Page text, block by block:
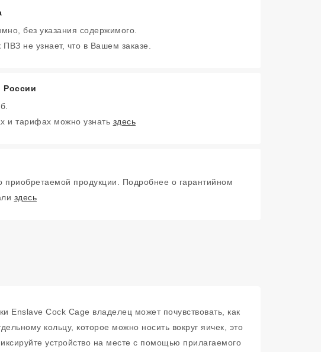
без указания содержимого.
ПВЗ не узнает, что в Вашем заказе.
России
и тарифах можно узнать здесь
приобретаемой продукции. Подробнее о гарантийном
здесь
Enslave Cock Cage владелец может почувствовать, как
кольцу, которое можно носить вокруг яичек, это
устройство на месте с помощью прилагаемого